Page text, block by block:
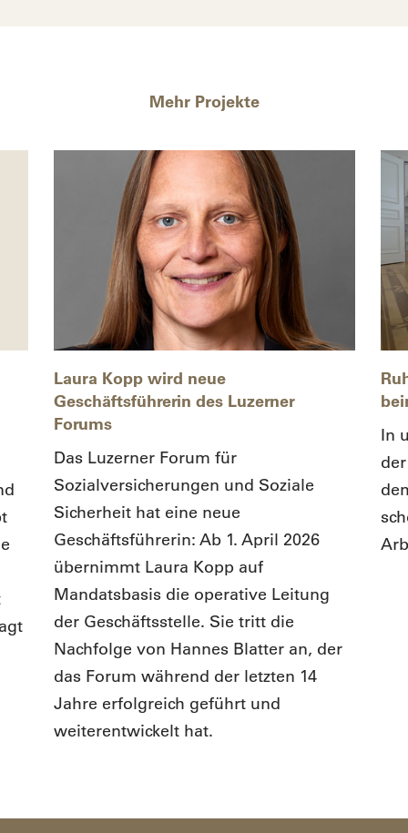
Mehr Projekte
Laura Kopp wird neue
Geschäftsführerin des Luzerner
Forums
Das Luzerner Forum für
Sozialversicherungen und Soziale
Sicherheit hat eine neue
Geschäftsführerin: Ab 1. April 2026
übernimmt Laura Kopp auf
Mandatsbasis die operative Leitung
der Geschäftsstelle. Sie tritt die
Nachfolge von Hannes Blatter an, der
das Forum während der letzten 14
Jahre erfolgreich geführt und
weiterentwickelt hat.
In